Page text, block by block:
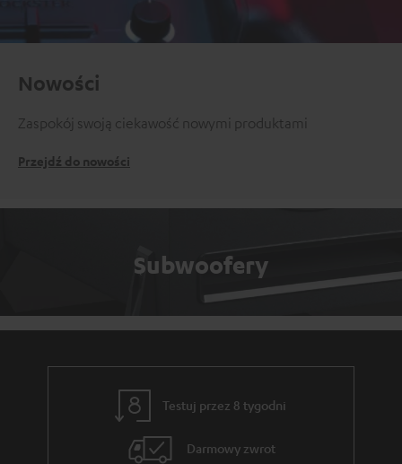
Nowości
Zaspokój swoją ciekawość nowymi produktami
Przejdź do nowości
Subwoofery
Testuj przez 8 tygodni
Darmowy zwrot